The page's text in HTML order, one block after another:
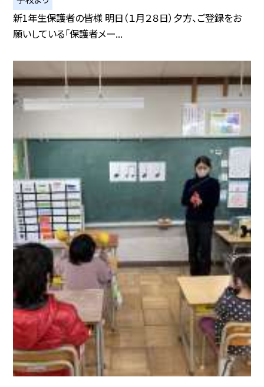
新1年生保護者の皆様 明日（１月２８日）夕方、ご登録をお
願いしている「保護者メー...